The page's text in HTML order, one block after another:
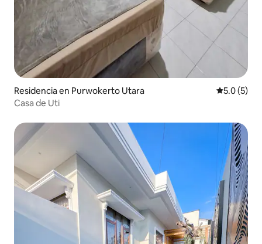
Residencia en Purwokerto Utara
5.0 (5)
Casa de Uti